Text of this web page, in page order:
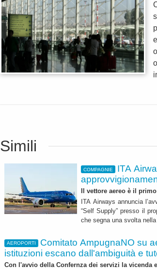
Simili
COMPAGNIE
ITA
Il vettore aereo è il
ITA Airways annuncia
“Self Supply” presso il
che segna una svolta nella
AEROPORTI
Comitato AmpugnaNO su
istituzioni escano dall'ambiguità e
Con l'avvio della Confernza dei servizi la vicenda